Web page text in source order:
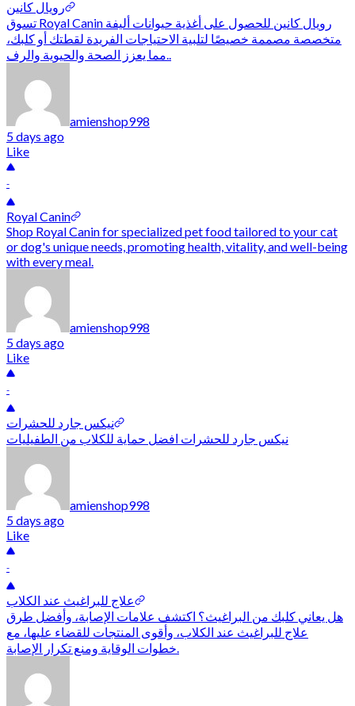
رويال كانين
تسوق Royal Canin رويال كانين للحصول على أغذية حيوانات أليفة
متخصصة مصممة خصيصًا لتلبية الاحتياجات الفريدة لقطتك أو كلبك،
مما يعزز الصحة والحيوية والرف..
amienshop998
5 days ago
Like
-
Royal Canin
Shop Royal Canin for specialized pet food tailored to your cat
or dog's unique needs, promoting health, vitality, and well-being
with every meal.
amienshop998
5 days ago
Like
-
نيكس جارد للحشرات
نيكس جارد للحشرات افضل حماية للكلاب من الطفيليات
amienshop998
5 days ago
Like
-
علاج للبراغيث عند الكلاب
هل يعاني كلبك من البراغيث؟ اكتشف علامات الإصابة، وأفضل طرق
علاج للبراغيث عند الكلاب، وأقوى المنتجات للقضاء عليها، مع
خطوات الوقاية ومنع تكرار الإصابة.